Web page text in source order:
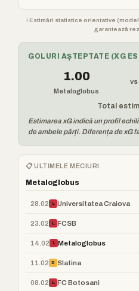
ℹ️ Estimări statistice orientative
garantează
GOLURI AȘTEPTATE (XG
1.00
Metaloglobus
vs
Total
Estimarea xG indică un profil
de ambele părți. Diferența de xG
📋 ULTIMELE MECIURI
Metaloglobus
28.02 L Universitatea Craiova
23.02 L FCSB
14.02 L Metaloglobus
11.02 D Slatina
08.02 L FC Botosani